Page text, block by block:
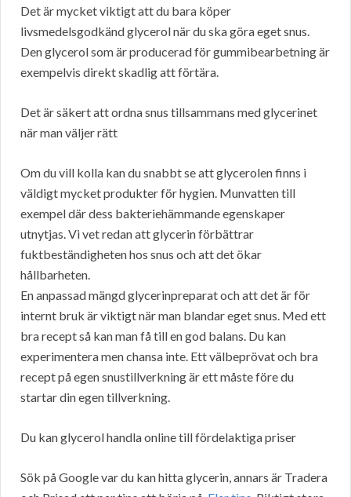
Det är mycket viktigt att du bara köper
livsmedelsgodkänd glycerol när du ska göra eget snus.
Den glycerol som är producerad för gummibearbetning är
exempelvis direkt skadlig att förtära.
Det är säkert att ordna snus tillsammans med glycerinet
när man väljer rätt
Om du vill kolla kan du snabbt se att glycerolen finns i
väldigt mycket produkter för hygien. Munvatten till
exempel där dess bakteriehämmande egenskaper
utnytjas. Vi vet redan att glycerin förbättrar
fuktbeständigheten hos snus och att det ökar
hållbarheten.
En anpassad mängd glycerinpreparat och att det är för
internt bruk är viktigt när man blandar eget snus. Med ett
bra recept så kan man få till en god balans. Du kan
experimentera men chansa inte. Ett välbeprövat och bra
recept på egen snustillverkning är ett måste före du
startar din egen tillverkning.
Du kan glycerol handla online till fördelaktiga priser
Sök på Google var du kan hitta glycerin, annars är Tradera